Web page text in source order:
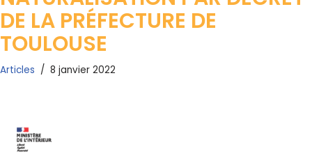
DE LA PRÉFECTURE DE
TOULOUSE
Articles 8 janvier 2022